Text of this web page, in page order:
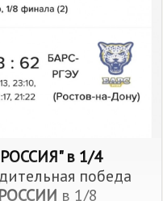
" в 1/4
победа
в 1/8